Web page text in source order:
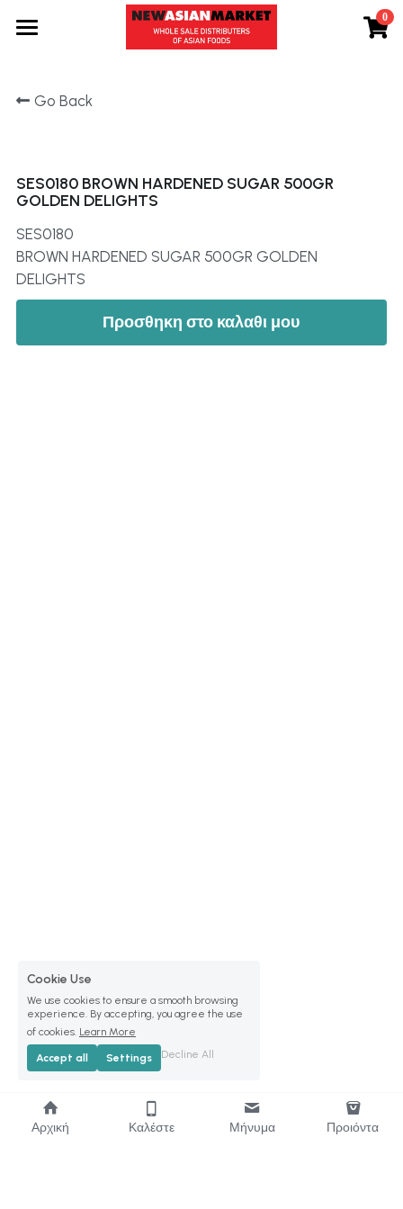
0
Εταιρεία
Συνταγές
Επικοινωνία
Search
Go Back
SES0180 BROWN HARDENED SUGAR 500GR
GOLDEN DELIGHTS
SES0180
BROWN HARDENED SUGAR 500GR GOLDEN
DELIGHTS
Προσθηκη στο καλαθι μου
×
STORE CATEGORIES
All Categories
Αρχική Καλέστε Μήνυμα Προιόντα
Cookie Use
We use cookies to ensure a smooth browsing
experience. By accepting, you agree the use
of cookies. Learn More
Accept all Settings Decline All